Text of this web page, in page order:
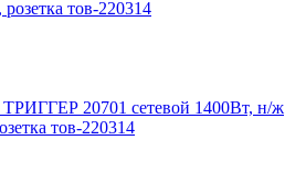
20701 сетевой 1400Вт, н/ж
тов-220314